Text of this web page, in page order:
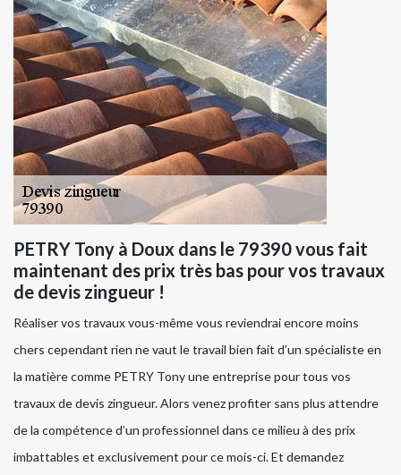
PETRY Tony à Doux dans le 79390 vous fait
maintenant des prix très bas pour vos travaux
de devis zingueur !
Réaliser vos travaux vous-même vous reviendrai encore moins
chers cependant rien ne vaut le travail bien fait d’un spécialiste en
la matière comme PETRY Tony une entreprise pour tous vos
travaux de devis zingueur. Alors venez profiter sans plus attendre
de la compétence d’un professionnel dans ce milieu à des prix
imbattables et exclusivement pour ce mois-ci. Et demandez